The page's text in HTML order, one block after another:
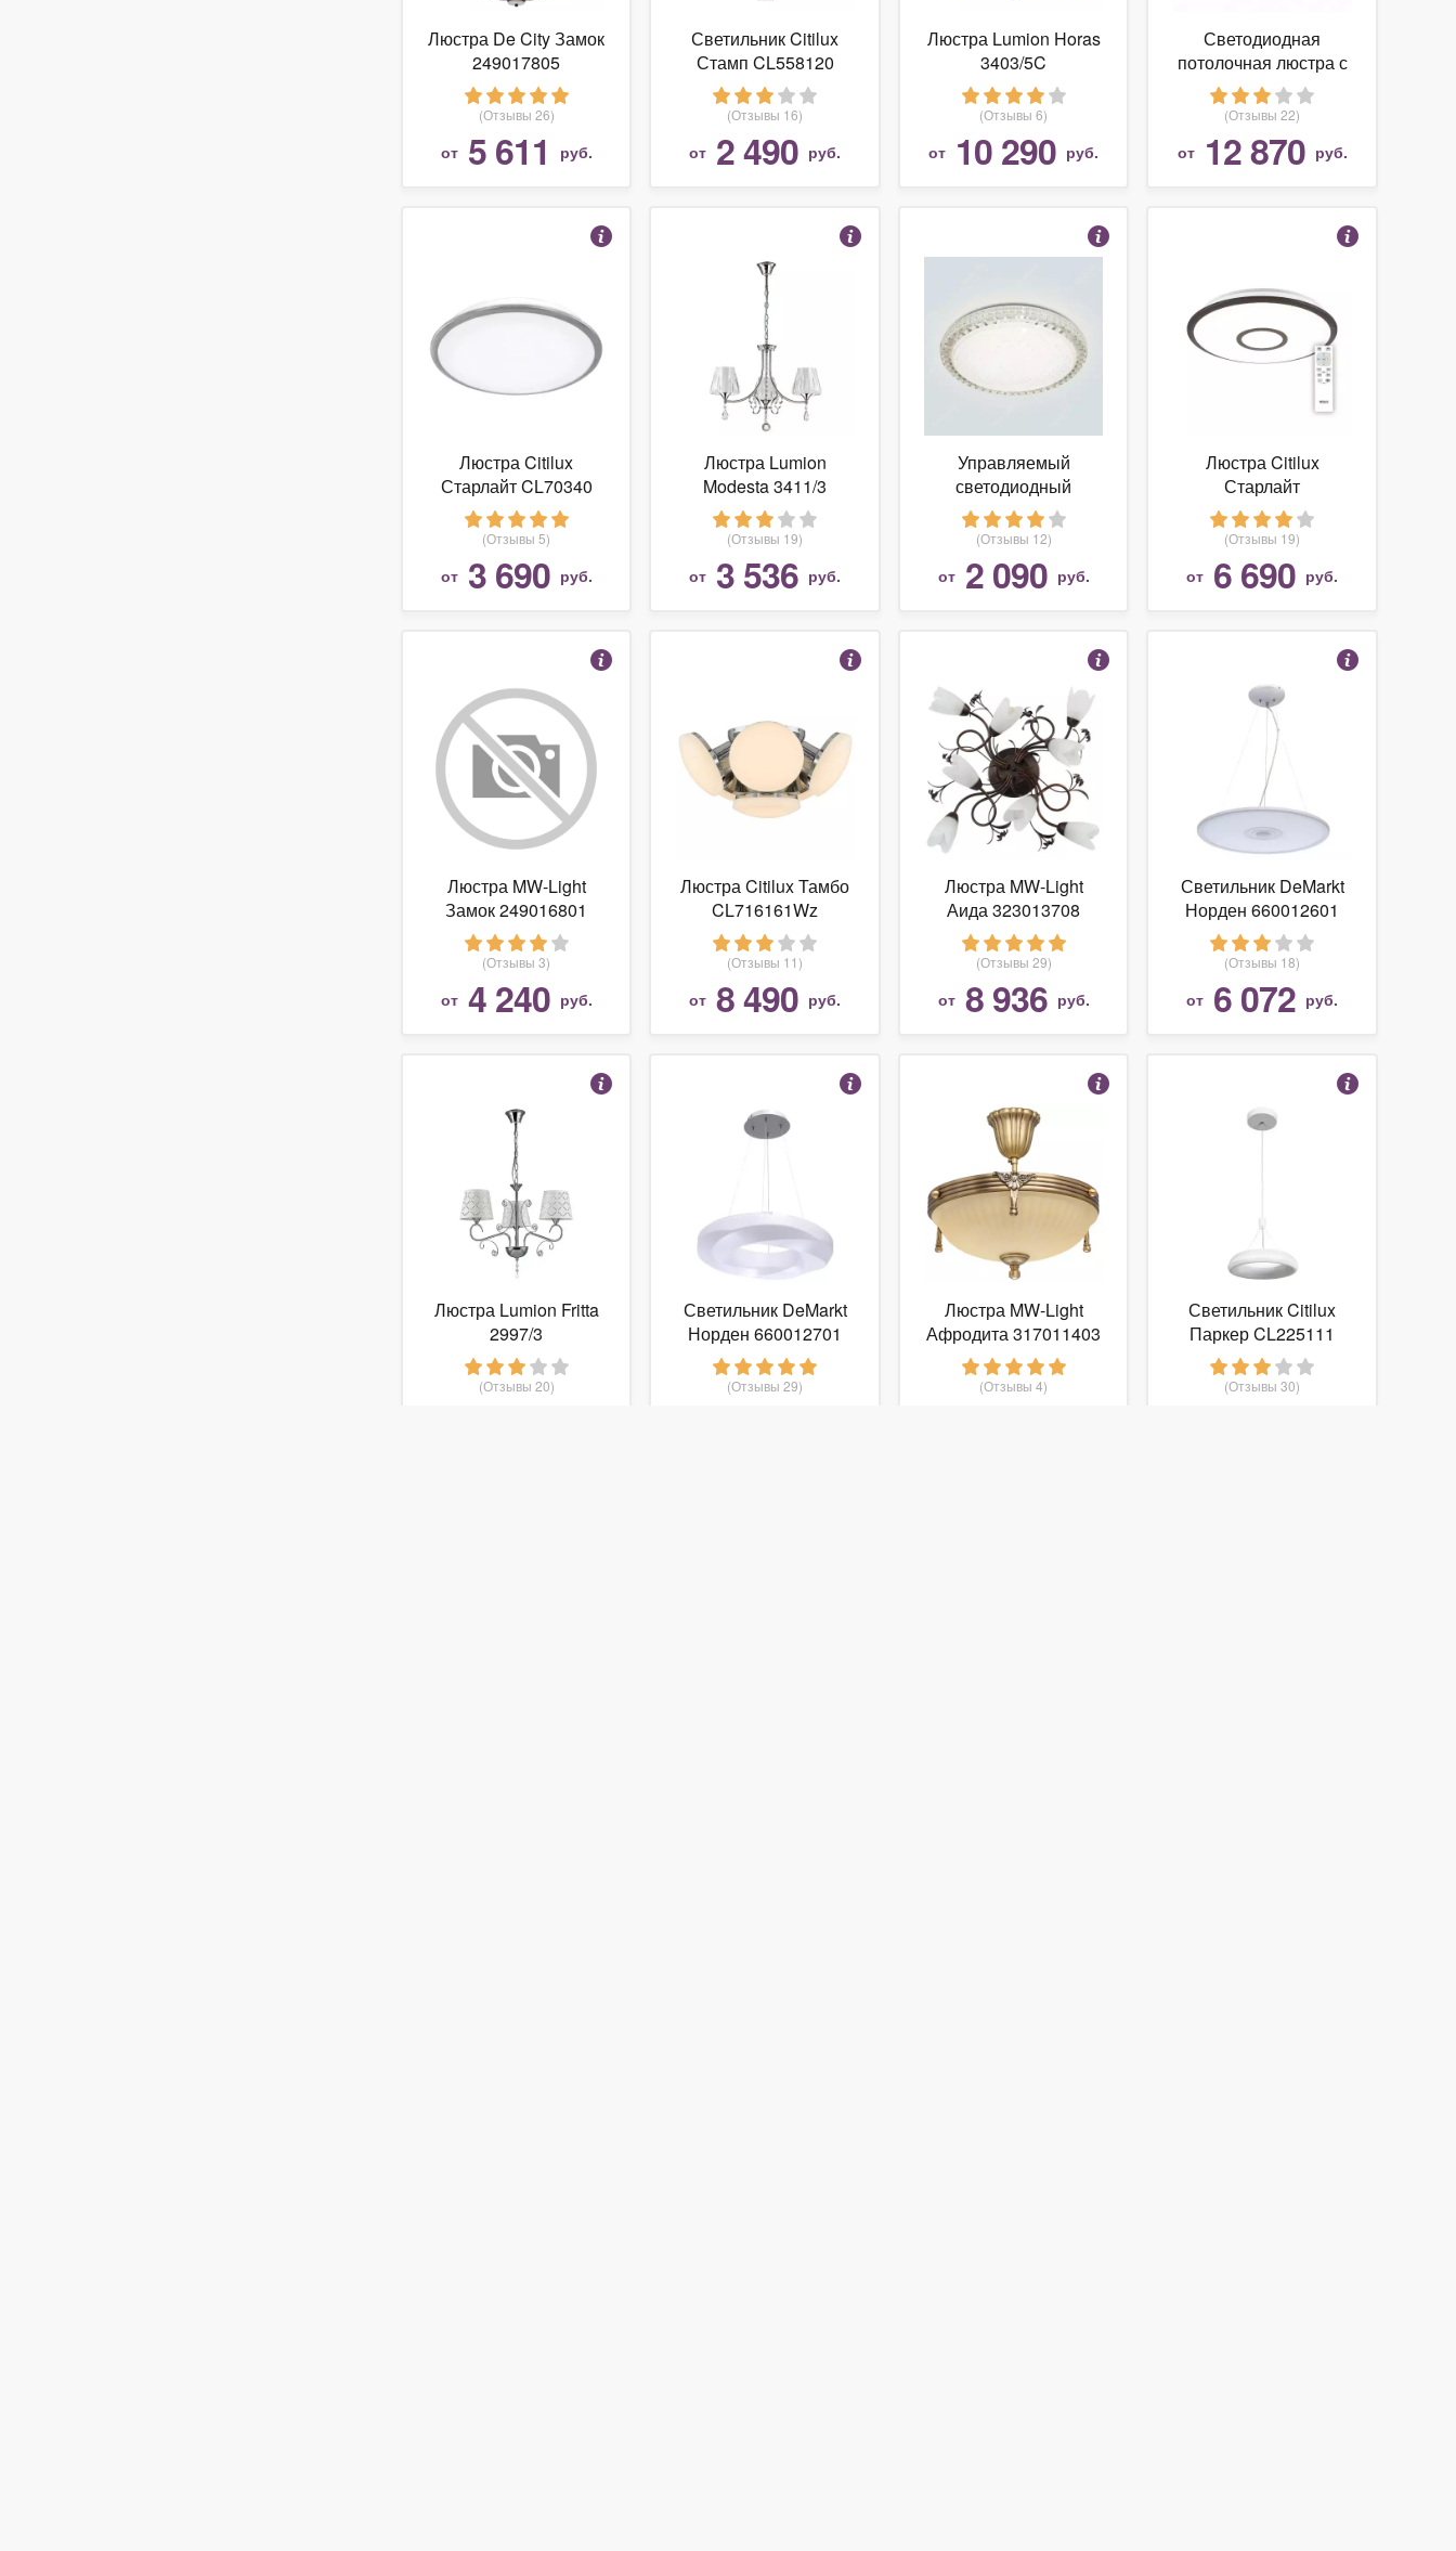
Люстра De City Замок
249017805
(Отзывы 26)
от 5 611 руб.
Светильник Citilux
Стамп CL558120
(Отзывы 16)
от 2 490 руб.
Люстра Lumion Horas
3403/5C
(Отзывы 6)
от 10 290 руб.
Светодиодная
потолочная люстра с
пультом Ledolution
2287-5C F-promo
(Отзывы 22)
от 12 870 руб.
Люстра Citilux
Старлайт CL70340
(Отзывы 5)
от 3 690 руб.
Люстра Lumion
Modesta 3411/3
(Отзывы 19)
от 3 536 руб.
Управляемый
светодиодный
светильник люстра с
пультом управления
Estares AKRILIKA
SOTA 40W CLEAR
(Отзывы 12)
от 2 090 руб.
Люстра Citilux
Старлайт
CL70365RGB
(Отзывы 19)
от 6 690 руб.
Люстра MW-Light
Замок 249016801
(Отзывы 3)
от 4 240 руб.
Люстра Citilux Тамбо
CL716161Wz
(Отзывы 11)
от 8 490 руб.
Люстра MW-Light
Аида 323013708
(Отзывы 29)
от 8 936 руб.
Светильник DeMarkt
Норден 660012601
(Отзывы 18)
от 6 072 руб.
Люстра Lumion Fritta
2997/3
(Отзывы 20)
Светильник DeMarkt
Норден 660012701
(Отзывы 29)
Люстра MW-Light
Афродита 317011403
(Отзывы 4)
Светильник Citilux
Паркер CL225111
(Отзывы 30)